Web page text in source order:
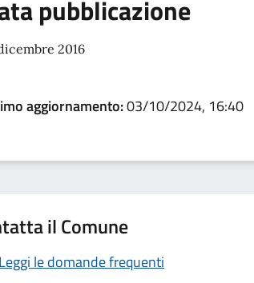
pubblicazione
2016
aggiornamento:03/10/2024, 16:40
il Comune
Leggi le domande frequenti